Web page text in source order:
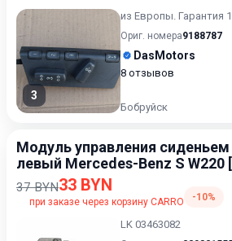
3
из Европы. Гарантия
Ориг. номера9188787
DasMotors
8 отзывов
Бобруйск
Модуль управления сиденьем
левый Mercedes-Benz S W220
2002-2005
37 BYN33 BYN
при заказе через корзину CARRO -10%
LK 03463082